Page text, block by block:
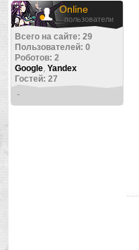
Online
пользователи
Всего на сайте: 29
Пользователей: 0
Роботов: 2
Google Yandex
Гостей: 27
-